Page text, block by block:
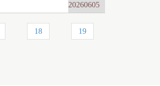
20260605
18
19